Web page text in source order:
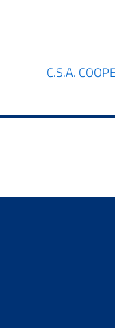
C.S.A.